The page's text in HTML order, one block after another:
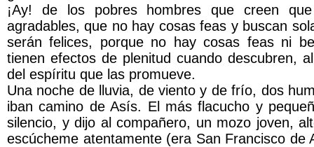
¡Ay! de los pobres hombres que creen
agradables, que no hay cosas feas y buscan
serán felices, porque no hay cosas feas ni
tienen efectos de plenitud cuando descubren,
del espíritu que las promueve.
Una noche de lluvia, de viento y de frío, dos
iban camino de Asís. El más flacucho y
silencio, y dijo al compañero, un mozo joven,
escúcheme atentamente (era San Francisco